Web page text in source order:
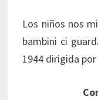
Los niños nos
bambini ci
1944 dirigida